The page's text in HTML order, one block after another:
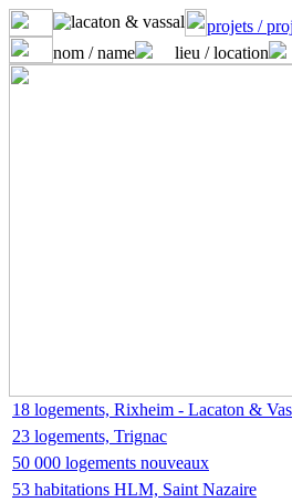
projets /
nom / name
lieu / location
18 logements, Rixheim - Lacaton &
23 logements, Trignac
50 000 logements nouveaux
53 habitations HLM, Saint Nazaire